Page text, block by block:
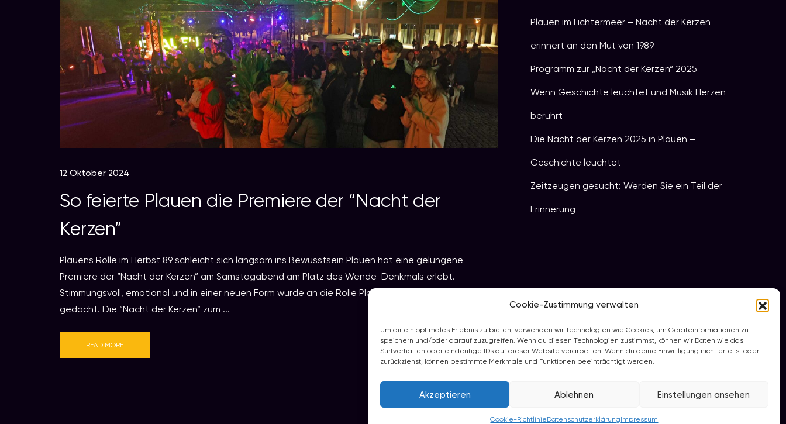
Cookie-Zustimmung verwalten
Um dir ein optimales Erlebnis zu bieten, verwenden wir Technologien wie Cookies, um Geräteinformationen zu
speichern und/oder darauf zuzugreifen. Wenn du diesen Technologien zustimmst, können wir Daten wie das
Surfverhalten oder eindeutige IDs auf dieser Website verarbeiten. Wenn du deine Einwillligung nicht erteilst oder
zurückziehst, können bestimmte Merkmale und Funktionen beeinträchtigt werden.
Akzeptieren Ablehnen Einstellungen ansehen
Cookie-RichtlinieDatenschutzerklärungImpressum
12 Oktober 2024
So feierte Plauen die Premiere der “Nacht der
Kerzen”
Plauens Rolle im Herbst 89 schleicht sich langsam ins Bewusstsein Plauen hat eine gelungene
Premiere der “Nacht der Kerzen” am Samstagabend am Platz des Wende-Denkmals erlebt.
Stimmungsvoll, emotional und in einer neuen Form wurde an die Rolle Plauens im Herbst 1989
gedacht. Die “Nacht der Kerzen” zum ...
READ MORE
Plauen im Lichtermeer – Nacht der Kerzen
erinnert an den Mut von 1989
Programm zur „Nacht der Kerzen“ 2025
Wenn Geschichte leuchtet und Musik Herzen
berührt
Die Nacht der Kerzen 2025 in Plauen –
Geschichte leuchtet
Zeitzeugen gesucht: Werden Sie ein Teil der
Erinnerung